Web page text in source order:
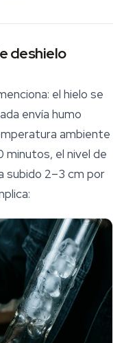
deshielo
el hielo se
envía humo
ambiente
minutos, el nivel de
subido 2–3 cm por